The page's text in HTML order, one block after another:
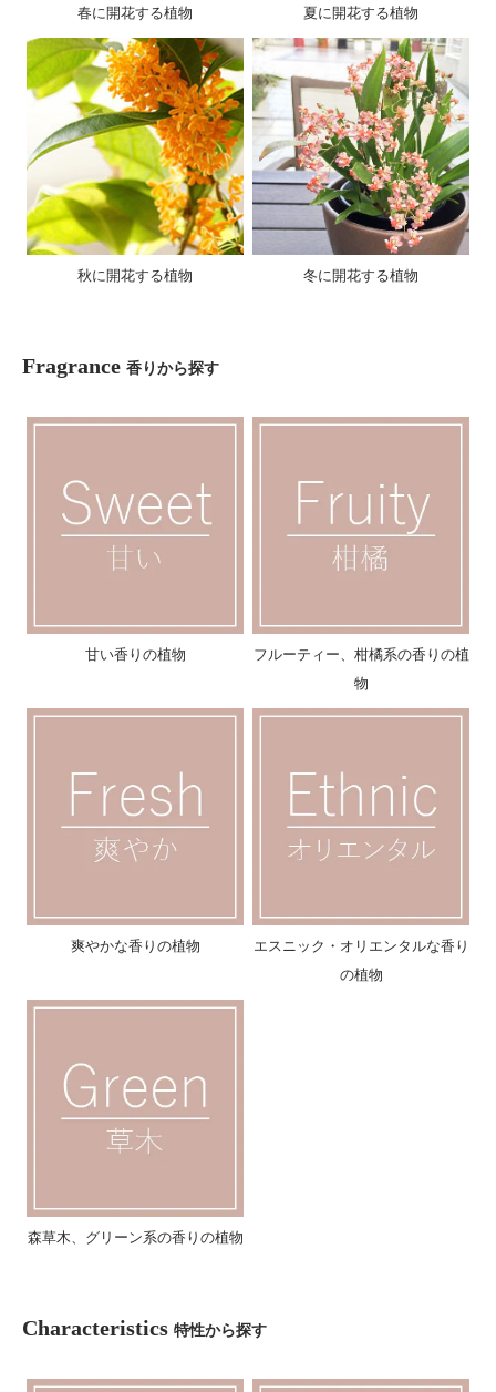
春に開花する植物 夏に開花する植物
秋に開花する植物 冬に開花する植物
Fragrance 香りから探す
甘い香りの植物
フルーティー、柑橘系の香りの植
物
爽やかな香りの植物
エスニック・オリエンタルな香り
の植物
森草木、グリーン系の香りの植物
Characteristics 特性から探す